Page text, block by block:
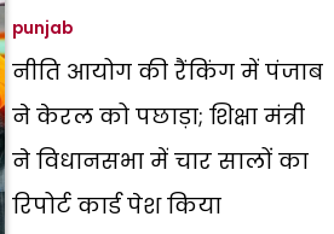
punjab
नीति आयोग की रैंकिंग में पंजाब
ने केरल को पछाड़ा; शिक्षा मंत्री
ने विधानसभा में चार सालों का
रिपोर्ट कार्ड पेश किया